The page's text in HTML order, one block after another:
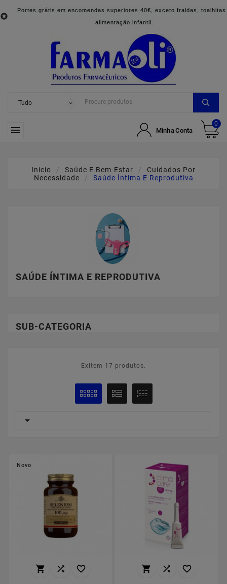

Portes grátis em encomendas superiores 40€, exceto fraldas, toalhitas
alimentação infantil.
 Minha Conta
0
Inicio Saúde E Bem-Estar
Cuidados Por
Necessidade
Saúde Íntima E Reprodutiva
SAÚDE ÍNTIMA E REPRODUTIVA
SUB-CATEGORIA
Exitem 17 produtos.

Novo
     